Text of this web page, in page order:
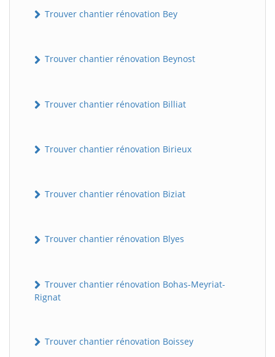
Trouver chantier rénovation Bey
Trouver chantier rénovation Beynost
Trouver chantier rénovation Billiat
Trouver chantier rénovation Birieux
Trouver chantier rénovation Biziat
Trouver chantier rénovation Blyes
Trouver chantier rénovation Bohas-Meyriat-
Rignat
Trouver chantier rénovation Boissey